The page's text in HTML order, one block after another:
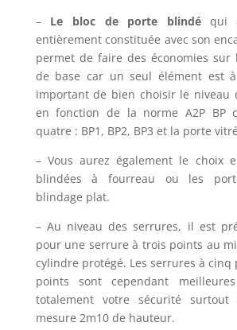
– Le bloc de porte blindéqui
entièrement constituée avec son
permet de faire des économies sur
de base car un seul élément est
important de bien choisir le niveau
en fonction de la norme A2P BP
quatre : BP1, BP2, BP3 et la porte
– Vous aurez également le choix
blindées à fourreau ou les
blindage plat.
– Au niveau des serrures, il est
pour une serrure à trois points au
cylindre protégé. Les serrures à cinq
points sont cependant
totalement votre sécurité
mesure 2m10 de hauteur.